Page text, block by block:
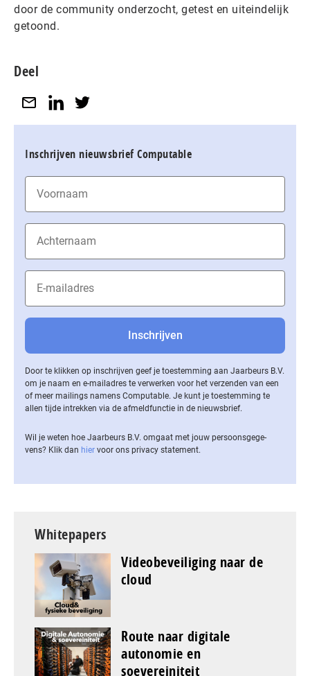
door de community onderzocht, getest en uiteindelijk
getoond.
Deel
Inschrijven nieuwsbrief Computable
Door te klikken op inschrijven geef je toestemming aan Jaarbeurs B.V.
om je naam en e-mailadres te verwerken voor het verzenden van een
of meer mailings namens Computable. Je kunt je toestemming te
allen tijde intrekken via de af­meld­func­tie in de nieuwsbrief.
Wil je weten hoe Jaarbeurs B.V. omgaat met jouw per­soons­ge­ge­
vens? Klik dan hier voor ons privacy statement.
Whitepapers
Videobeveiliging naar de
cloud
Route naar digitale
autonomie en
soevereiniteit